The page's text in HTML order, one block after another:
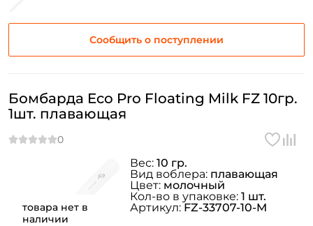
Сообщить о поступлении
товара нет в
наличии
Бомбарда Eco Pro Floating Milk FZ 10гр.
1шт. плавающая
Вес: 10 гр.
Вид воблера: плавающая
Цвет: молочный
Кол-во в упаковке: 1 шт.
Артикул:FZ-33707-10-M